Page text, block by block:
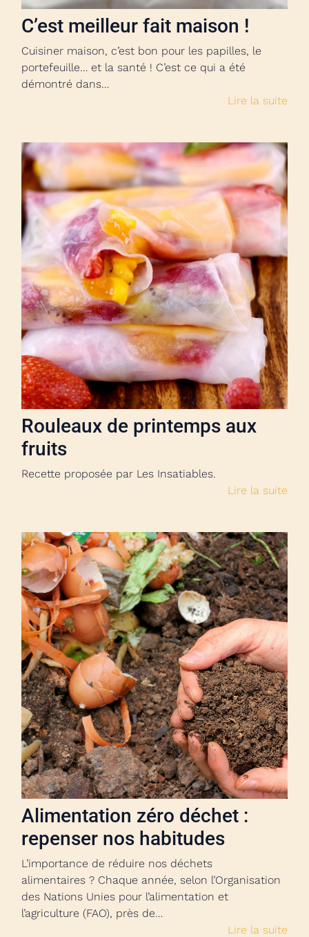
C’est meilleur fait maison !
Cuisiner maison, c’est bon pour les papilles, le
portefeuille… et la santé ! C’est ce qui a été
démontré dans…
Lire la suite
Rouleaux de printemps aux
fruits
Recette proposée par Les Insatiables.
Lire la suite
Alimentation zéro déchet :
repenser nos habitudes
L’importance de réduire nos déchets
alimentaires ? Chaque année, selon l’Organisation
des Nations Unies pour l’alimentation et
l’agriculture (FAO), près de…
Lire la suite